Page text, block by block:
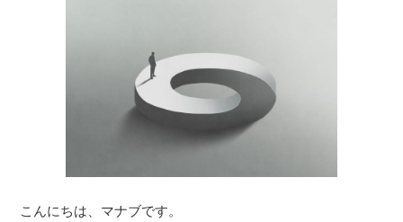
こんにちは、マナブです。